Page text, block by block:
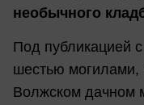
необычного
Под публикацией
шестью могилами,
Волжском дачном